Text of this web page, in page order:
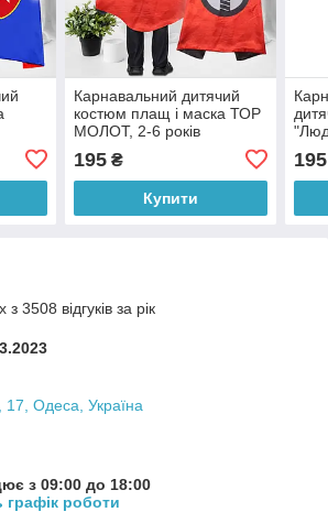
Карнавальний дитячий
костюм плащ і маска ТОР
МОЛОТ, 2-6 років
195₴
Купити
363)
195
3508 відгуків за рік
17, Одеса, Україна
з 09:00 до 18:00
графік роботи